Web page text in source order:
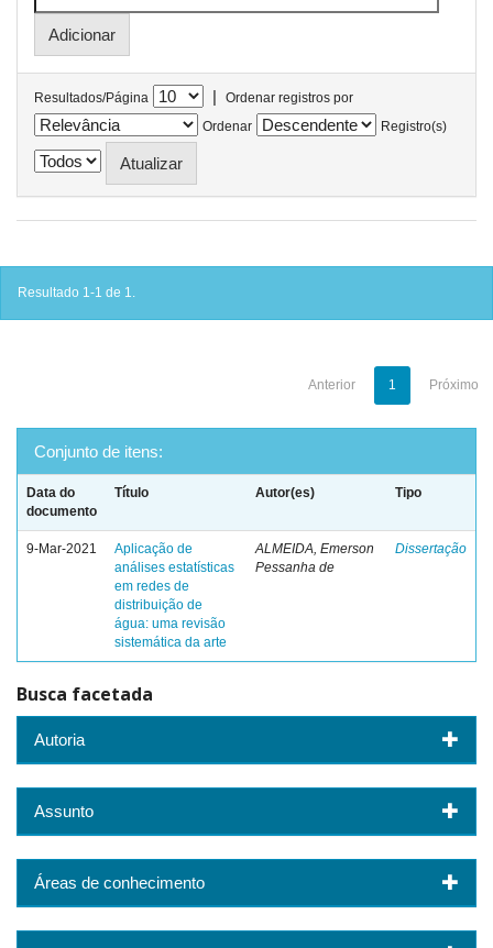
Resultados/Página |
Ordenar registros por
Ordenar
Registro(s)
Resultado 1-1 de 1.
Anterior 1 Próximo
Conjunto de itens:
Data do
documento
Título Autor(es) Tipo
9-Mar-2021
Aplicação de
análises estatísticas
em redes de
distribuição de
água: uma revisão
sistemática da arte
ALMEIDA, Emerson
Pessanha de
Dissertação
Busca facetada
Autoria
Assunto
Áreas de conhecimento